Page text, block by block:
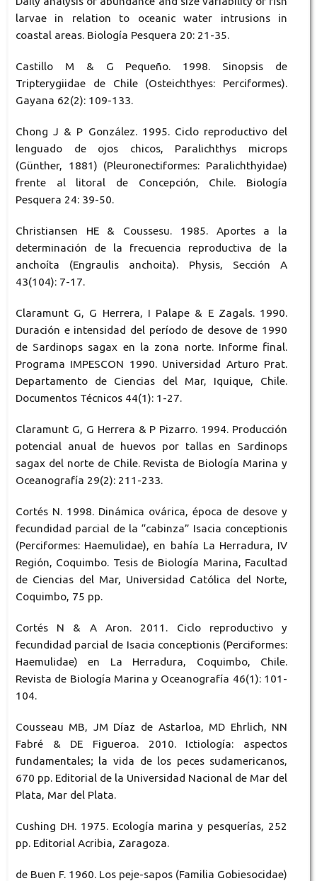
larvae in relation to oceanic water intrusions in
coastal areas. Biología Pesquera 20: 21-35.
Castillo M & G Pequeño. 1998. Sinopsis de
Tripterygiidae de Chile (Osteichthyes: Perciformes).
Gayana 62(2): 109-133.
Chong J & P González. 1995. Ciclo reproductivo del
lenguado de ojos chicos, Paralichthys microps
(Günther, 1881) (Pleuronectiformes: Paralichthyidae)
frente al litoral de Concepción, Chile. Biología
Pesquera 24: 39-50.
Christiansen HE & Coussesu. 1985. Aportes a la
determinación de la frecuencia reproductiva de la
anchoíta (Engraulis anchoita). Physis, Sección A
43(104): 7-17.
Claramunt G, G Herrera, I Palape & E Zagals. 1990.
Duración e intensidad del período de desove de 1990
de Sardinops sagax en la zona norte. Informe final.
Programa IMPESCON 1990. Universidad Arturo Prat.
Departamento de Ciencias del Mar, Iquique, Chile.
Documentos Técnicos 44(1): 1-27.
Claramunt G, G Herrera & P Pizarro. 1994. Producción
potencial anual de huevos por tallas en Sardinops
sagax del norte de Chile. Revista de Biología Marina y
Oceanografía 29(2): 211-233.
Cortés N. 1998. Dinámica ovárica, época de desove y
fecundidad parcial de la “cabinza” Isacia conceptionis
(Perciformes: Haemulidae), en bahía La Herradura, IV
Región, Coquimbo. Tesis de Biología Marina, Facultad
de Ciencias del Mar, Universidad Católica del Norte,
Coquimbo, 75 pp.
Cortés N & A Aron. 2011. Ciclo reproductivo y
fecundidad parcial de Isacia conceptionis (Perciformes:
Haemulidae) en La Herradura, Coquimbo, Chile.
Revista de Biología Marina y Oceanografía 46(1): 101-
104.
Cousseau MB, JM Díaz de Astarloa, MD Ehrlich, NN
Fabré & DE Figueroa. 2010. Ictiología: aspectos
fundamentales; la vida de los peces sudamericanos,
670 pp. Editorial de la Universidad Nacional de Mar del
Plata, Mar del Plata.
Cushing DH. 1975. Ecología marina y pesquerías, 252
pp. Editorial Acribia, Zaragoza.
de Buen F. 1960. Los peje-sapos (Familia Gobiesocidae)